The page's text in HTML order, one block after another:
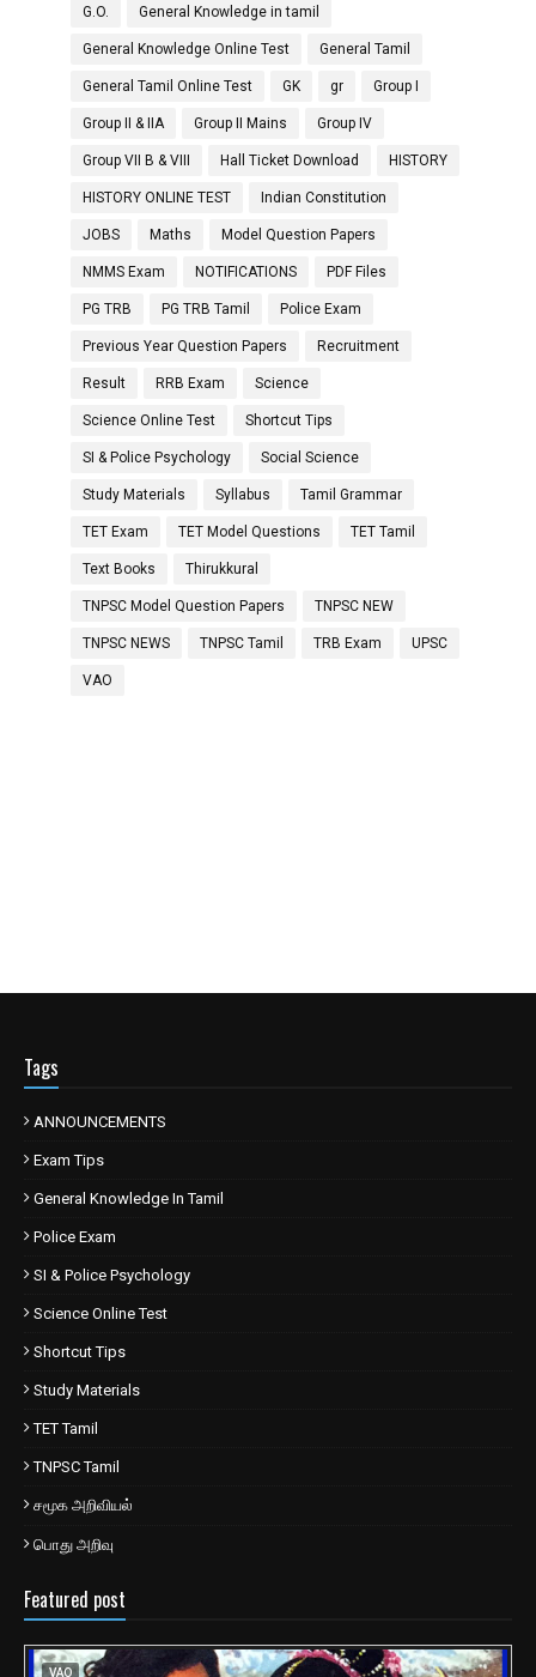
G.O. General Knowledge in tamil
General Knowledge Online Test General Tamil
General Tamil Online Test GK gr Group I
Group II & IIA Group II Mains Group IV
Group VII B & VIII Hall Ticket Download HISTORY
HISTORY ONLINE TEST Indian Constitution
JOBS Maths Model Question Papers
NMMS Exam NOTIFICATIONS PDF Files
PG TRB PG TRB Tamil Police Exam
Previous Year Question Papers Recruitment
Result RRB Exam Science
Science Online Test Shortcut Tips
SI & Police Psychology Social Science
Study Materials Syllabus Tamil Grammar
TET Exam TET Model Questions TET Tamil
Text Books Thirukkural
TNPSC Model Question Papers TNPSC NEW
TNPSC NEWS TNPSC Tamil TRB Exam UPSC
VAO
Tags
ANNOUNCEMENTS
Exam Tips
General Knowledge In Tamil
Police Exam
SI & Police Psychology
Science Online Test
Shortcut Tips
Study Materials
TET Tamil
TNPSC Tamil
சமூக அறிவியல்
பொது அறிவு
Featured post
VAO